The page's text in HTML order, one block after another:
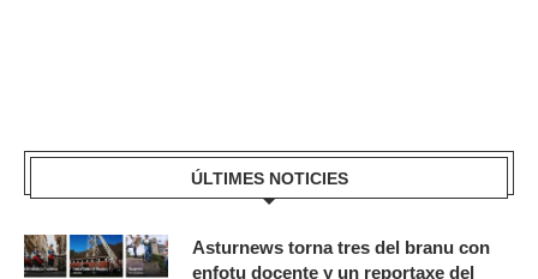
ÚLTIMES NOTICIES
Asturnews torna tres del branu con
enfotu docente y un reportaxe del